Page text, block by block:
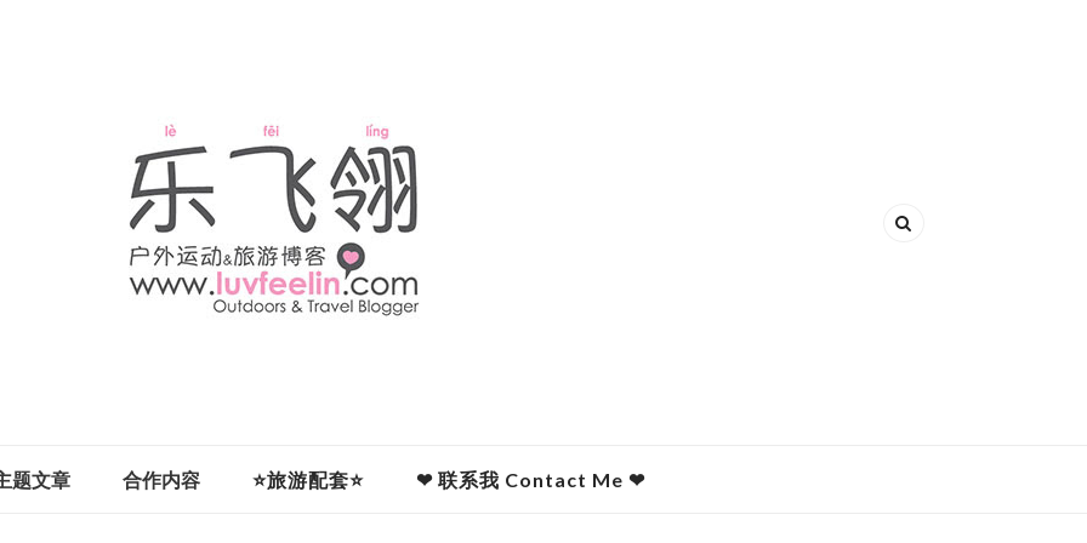
题文章 合作内容 ⭐旅游配套⭐ ❤ 联系我 Contact Me ❤